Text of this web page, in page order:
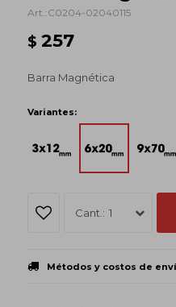
C0204-02040115
$ 257
Barra Magnética
Variantes:
1
Métodos y costos de